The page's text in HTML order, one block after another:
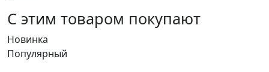
С этим товаром покупают
Новинка
Популярный